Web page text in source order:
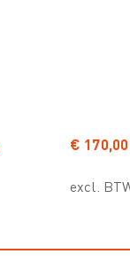
€ 170,00
excl.